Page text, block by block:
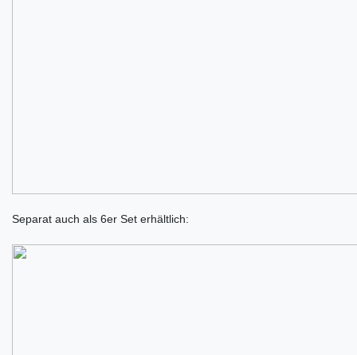
Separat auch als 6er Set erhältlich: